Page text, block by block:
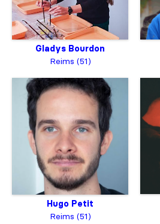
Gladys Bourdon
Reims (51)
Hugo Petit
Reims (51)